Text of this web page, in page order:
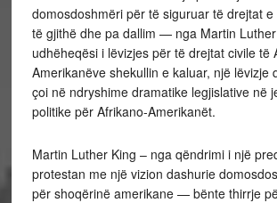
domosdoshmëri për të siguruar të drejtat
të gjithë dhe pa dallim — nga Martin
udhëheqësi i lëvizjes për të drejtat civile të
Amerikanëve shekullin e kaluar, një lëvizje
çoi në ndryshime dramatike legjislative në
politike për Afrikano-Amerikanët.
Martin Luther King – nga qëndrimi i një
protestan me një vizion dashurie
për shoqërinë amerikane — bënte thirrje